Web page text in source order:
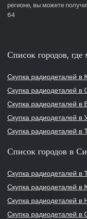
регионе, вы можете
64
Список городов,
Скупка радиодеталей в
Скупка радиодеталей в
Скупка радиодеталей в
Скупка радиодеталей в
Скупка радиодеталей в
Список городов в
Скупка радиодеталей в
Скупка радиодеталей в
Скупка радиодеталей в
Скупка радиодеталей в